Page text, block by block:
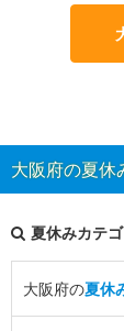
大阪府の夏休
夏休みカテ
大阪府の夏休